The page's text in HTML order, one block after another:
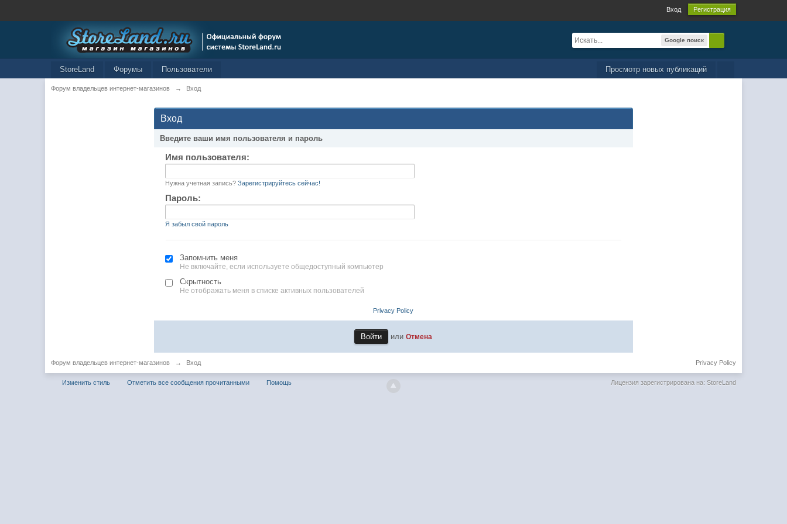
Вход Регистрация
Google поиск
Просмотр новых публикаций
StoreLand Форумы Пользователи
Форум владельцев интернет-магазинов → Вход
Вход
Введите ваши имя пользователя и пароль
Имя пользователя:
Нужна учетная запись? Зарегистрируйтесь сейчас!
Пароль:
Я забыл свой пароль
Запомнить меня
Не включайте, если используете общедоступный компьютер
Скрытность
Не отображать меня в списке активных пользователей
Privacy Policy
илиОтмена
Форум владельцев интернет-магазинов → Вход Privacy Policy
Изменить стиль Отметить все сообщения прочитанными Помощь Лицензия зарегистрирована на: StoreLand